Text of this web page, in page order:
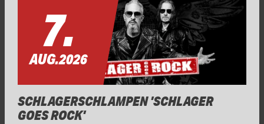
7.
AUG.2026
SCHLAGERSCHLAMPEN 'SCHLAGER
GOES ROCK'